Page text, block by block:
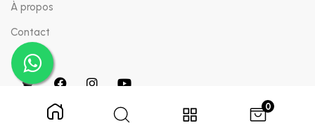
0
À propos
Contact